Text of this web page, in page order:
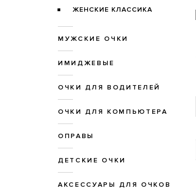
ЖЕНСКИЕ КЛАССИКА
МУЖСКИЕ ОЧКИ
ИМИДЖЕВЫЕ
ОЧКИ ДЛЯ ВОДИТЕЛЕЙ
ОЧКИ ДЛЯ КОМПЬЮТЕРА
ОПРАВЫ
ДЕТСКИЕ ОЧКИ
АКСЕССУАРЫ ДЛЯ ОЧКОВ